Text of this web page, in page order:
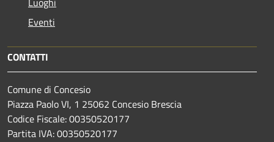
Eventi
CONTATTI
Comune di Concesio
Piazza Paolo VI, 1 25062 Concesio Brescia
Codice Fiscale: 00350520177
Partita IVA: 00350520177